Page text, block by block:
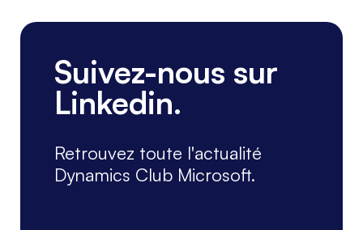
Suivez-nous sur
Linkedin.
Retrouvez toute l'actualité
Dynamics Club Microsoft.